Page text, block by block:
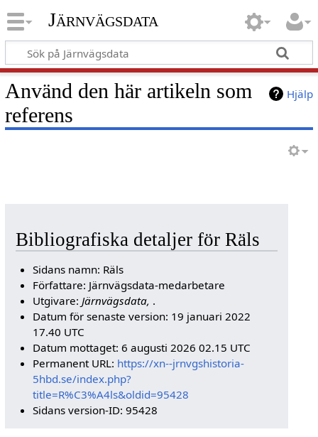
Järnvägsdata
Hjälp
Använd den här artikeln som
referens
Bibliografiska detaljer för Räls
Sidans namn: Räls
Författare: Järnvägsdata-medarbetare
Utgivare: Järnvägsdata, .
Datum för senaste version: 19 januari 2022
17.40 UTC
Datum mottaget: 6 augusti 2026 02.15 UTC
Permanent URL: https://xn--jrnvgshistoria-
5hbd.se/index.php?
title=R%C3%A4ls&oldid=95428
Sidans version-ID: 95428